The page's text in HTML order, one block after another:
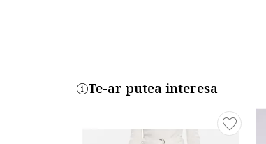
Te-ar putea interesa